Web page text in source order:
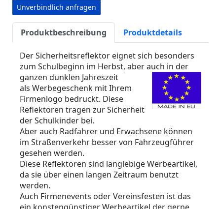
Unverbindlich anfragen
Produktbeschreibung Produktdetails
Der Sicherheitsreflektor eignet sich besonders
zum Schulbeginn im Herbst, aber auch in der
ganzen dunklen Jahreszeit
als Werbegeschenk mit Ihrem
Firmenlogo bedruckt. Diese
Reflektoren tragen zur Sicherheit
der Schulkinder bei.
Aber auch Radfahrer und Erwachsene können
im Straßenverkehr besser von Fahrzeugführer
gesehen werden.
Diese Reflektoren sind langlebige Werbeartikel,
da sie über einen langen Zeitraum benutzt
werden.
Auch Firmenevents oder Vereinsfesten ist das